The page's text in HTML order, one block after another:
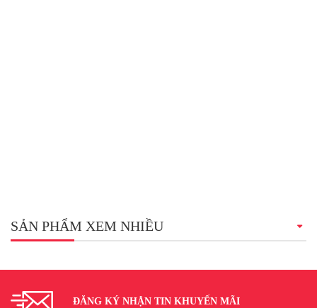
SẢN PHẨM XEM NHIỀU
ĐĂNG KÝ NHẬN TIN KHUYẾN MÃI